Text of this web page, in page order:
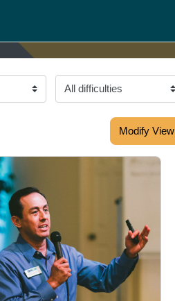
All difficulties
Modify View